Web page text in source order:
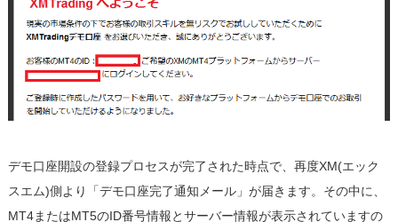
デモ口座開設の登録プロセスが完了された時点で、再度XM(エック
スエム)側より「デモ口座完了通知メール」が届きます。その中に、
MT4またはMT5のID番号情報とサーバー情報が表示されていますの